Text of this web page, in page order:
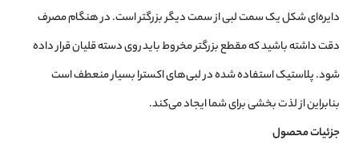
دایره‌ای شکل یک سمت لبی از سمت دیگر بزرگتر است.در هنگام مصرف
دقت داشته باشید که مقطع بزرگتر مخروط باید روی دسته قلیان قرار داده
شود.پلاستیک استفاده شده در لبی‌های اکسترا بسیار منعطف است
بنابراین از لذت بخشی برای شما ایجاد می‌کند.
جزئیات محصول